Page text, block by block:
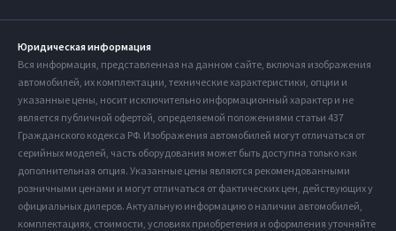
Юридическая информация
Вся информация, представленная на данном сайте, включая изображения
автомобилей, их комплектации, технические характеристики, опции и
указанные цены, носит исключительно информационный характер и не
является публичной офертой, определяемой положениями статьи 437
Гражданского кодекса РФ. Изображения автомобилей могут отличаться от
серийных моделей, часть оборудования может быть доступна только как
дополнительная опция. Указанные цены являются рекомендованными
розничными ценами и могут отличаться от фактических цен, действующих у
официальных дилеров. Актуальную информацию о наличии автомобилей,
комплектациях, стоимости, условиях приобретения и оформления уточняйте